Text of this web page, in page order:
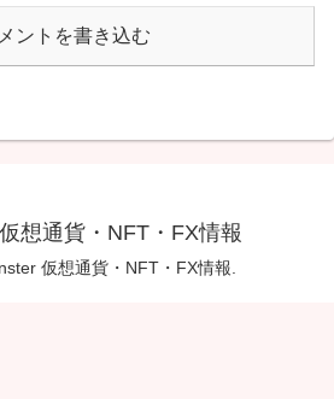
ントを書き込む
想通貨・NFT・FX情報
仮想通貨・NFT・FX情報.